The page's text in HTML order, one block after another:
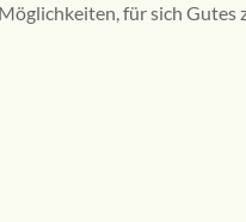
Möglichkeiten, für sich Gutes